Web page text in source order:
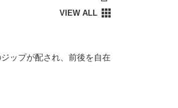
ップが配され、前後を自在